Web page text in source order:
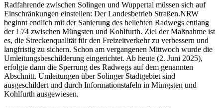
Radfahrende zwischen Solingen und Wuppertal müssen sich auf
Einschränkungen einstellen: Der Landesbetrieb Straßen.NRW
beginnt endlich mit der Sanierung des beliebten Radwegs entlang
der L74 zwischen Müngsten und Kohlfurth. Ziel der Maßnahme ist
es, die Streckenqualität für den Freizeitverkehr zu verbessern und
langfristig zu sichern. Schon am vergangenen Mittwoch wurde die
Umleitungsbeschilderung eingerichtet. Ab heute (2. Juni 2025),
erfolgte dann die Sperrung des Radwegs auf dem genannten
Abschnitt. Umleitungen über Solinger Stadtgebiet sind
ausgeschildert und durch Informationstafeln in Müngsten und
Kohlfurth ausgewiesen.